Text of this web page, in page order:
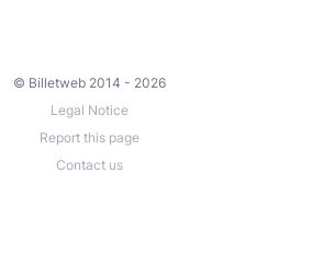
© Billetweb 2014 - 2026
Legal Notice
Report this page
Contact us